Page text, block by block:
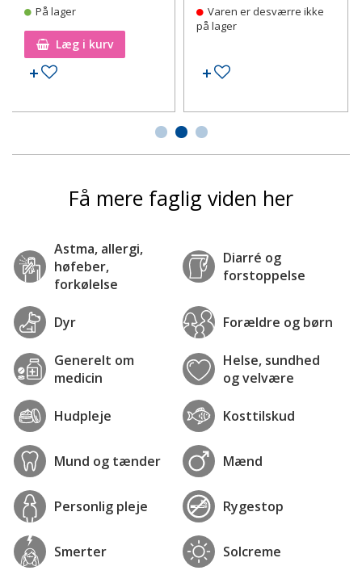
På lager
Læg i kurv
Tilføj til ønskeseddel
Varen er desværre ikke
på lager
Tilføj til ønskeseddel
Få mere faglig viden her
Astma, allergi,
høfeber,
forkølelse
Diarré og
forstoppelse
Dyr Forældre og børn
Generelt om
medicin
Helse, sundhed
og velvære
Hudpleje Kosttilskud
Mund og tænder Mænd
Personlig pleje Rygestop
Smerter Solcreme